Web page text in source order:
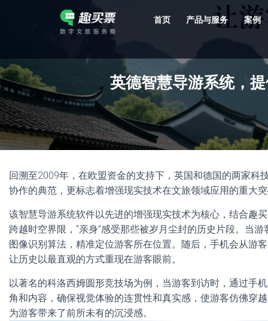
首页 产品与服务 案例
英德智慧导游系统，
回溯至2009年，在欧盟资金的支持下，英国和德国的两家
协作的典范，更标志着增强现实技术在文旅领域应用的重大
该智慧导游系统软件以先进的增强现实技术为核心，结合趣
跨越时空界限，“亲身”感受那些被岁月尘封的历史片段。当
图像识别算法，精准定位游客所在位置。随后，手机会从游
让历史以最直观的方式重现在游客眼前。
以著名的科洛西姆圆形竞技场为例，当游客到访时，通过手
角和内容，确保视觉体验的连贯性和真实感，使游客仿佛穿
为游客带来了前所未有的沉浸感。